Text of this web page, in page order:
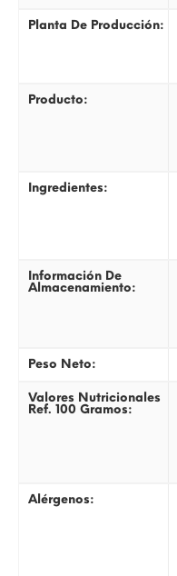
Planta De Producción:
Producto:
Ingredientes:
Información De
Almacenamiento:
Peso Neto:
Valores Nutricionales
Ref. 100 Gramos:
Alérgenos: